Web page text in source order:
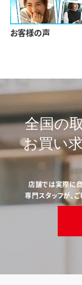
お客様の声
全国の
お買い
店舗では実際に
専門スタッフが、